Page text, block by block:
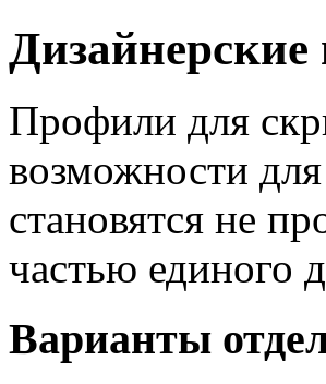
Профили для
возможности
становятся не
частью единого
Варианты